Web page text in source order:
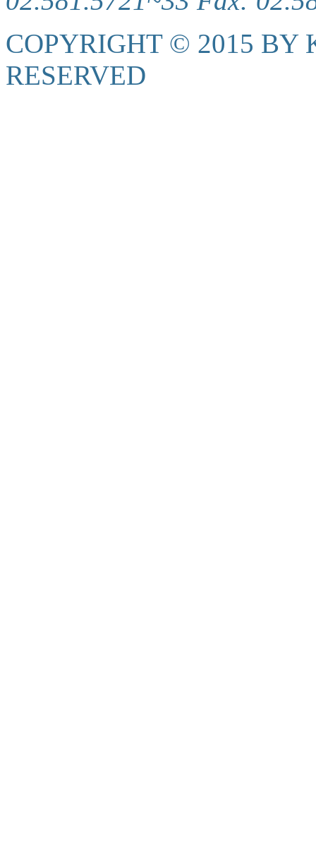
COPYRIGHT © 2015 BY
RESERVED